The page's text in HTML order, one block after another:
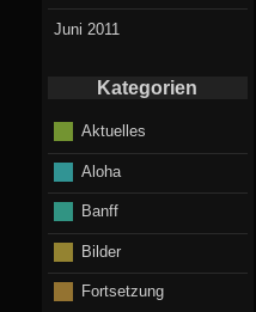
Juni 2011
Kategorien
Aktuelles
Aloha
Banff
Bilder
Fortsetzung